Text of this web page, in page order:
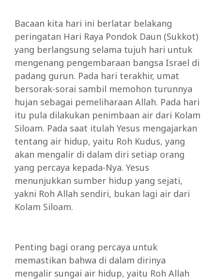
Bacaan kita hari ini berlatar belakang
peringatan Hari Raya Pondok Daun (Sukkot)
yang berlangsung selama tujuh hari untuk
mengenang pengembaraan bangsa Israel di
padang gurun. Pada hari terakhir, umat
bersorak-sorai sambil memohon turunnya
hujan sebagai pemeliharaan Allah. Pada hari
itu pula dilakukan penimbaan air dari Kolam
Siloam. Pada saat itulah Yesus mengajarkan
tentang air hidup, yaitu Roh Kudus, yang
akan mengalir di dalam diri setiap orang
yang percaya kepada-Nya. Yesus
menunjukkan sumber hidup yang sejati,
yakni Roh Allah sendiri, bukan lagi air dari
Kolam Siloam.
Penting bagi orang percaya untuk
memastikan bahwa di dalam dirinya
mengalir sungai air hidup, yaitu Roh Allah